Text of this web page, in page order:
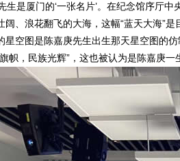
是厦门的‘一张名片’。在纪念馆序厅
阔、浪花翻飞的大海，这幅“蓝天大海”
星空图是陈嘉庚先生出生那天星空图的
，民族光辉”，这也被认为是陈嘉庚一